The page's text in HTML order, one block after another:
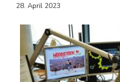
28. April 2023